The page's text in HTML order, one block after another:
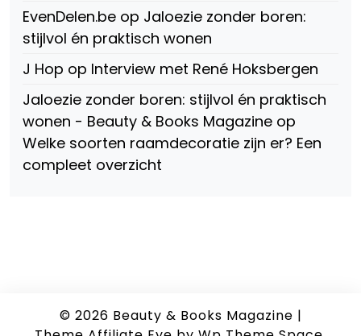
EvenDelen.be op Jaloezie zonder boren:
stijlvol én praktisch wonen
J Hop op Interview met René Hoksbergen
Jaloezie zonder boren: stijlvol én praktisch
wonen - Beauty & Books Magazine op
Welke soorten raamdecoratie zijn er? Een
compleet overzicht
© 2026 Beauty & Books Magazine |